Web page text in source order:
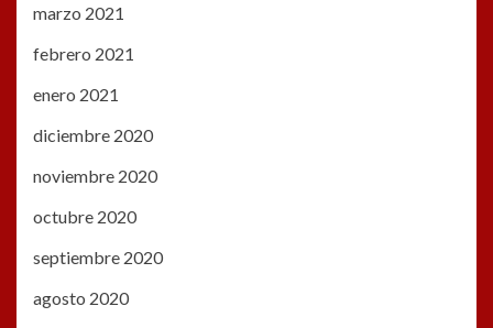
marzo 2021
febrero 2021
enero 2021
diciembre 2020
noviembre 2020
octubre 2020
septiembre 2020
agosto 2020